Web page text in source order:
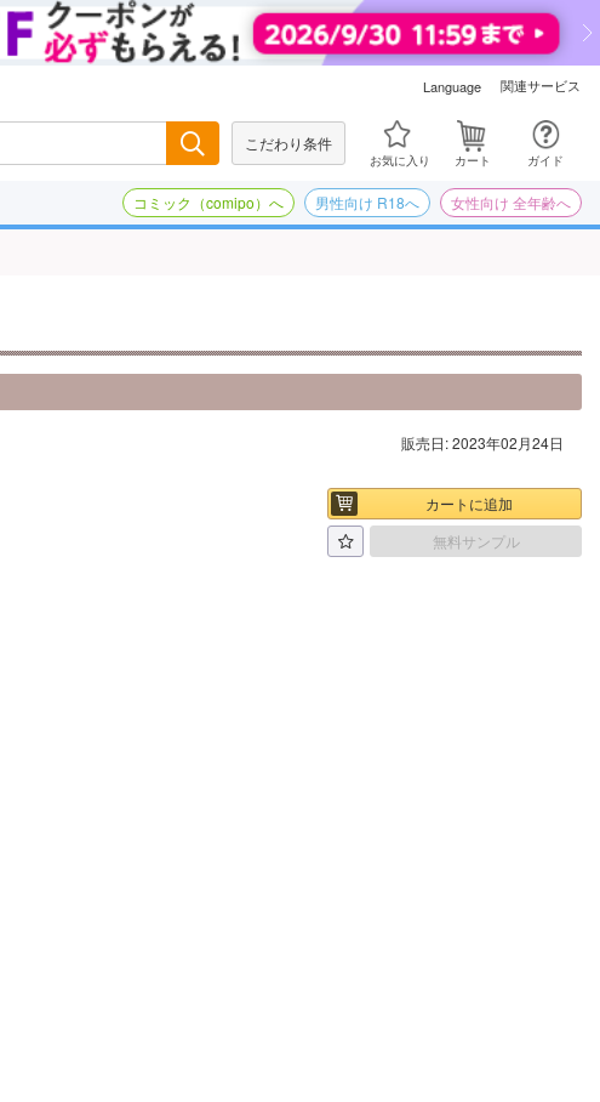
Language 関連サービス
こだわり条件
お気に入り カート ガイド
コミック（comipo）へ 男性向け R18へ 女性向け 全年齢へ
販売日: 2023年02月24日
カートに追加
無料サンプル